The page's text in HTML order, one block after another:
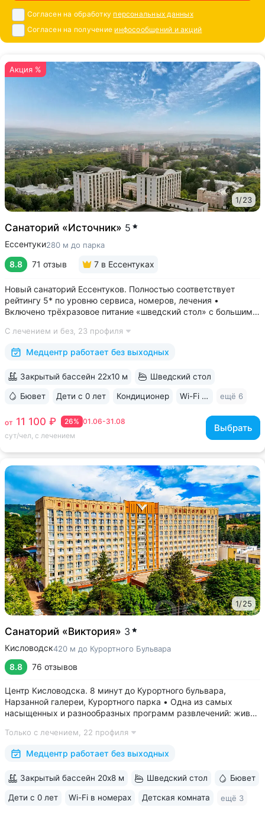
Согласен на обработку персональных данных
Согласен на получение инфосообщений и акций
Акция %
1/23
Санаторий «Источник» 5
Ессентуки280 м до парка
8.8 71 отзыв 7 в Ессентуках
Новый санаторий Ессентуков. Полностью соответствует
рейтингу 5* по уровню сервиса, номеров, лечения •
Включено трёхразовое питание «шведский стол» с большим
в Ессентуках • Центр Курортной зоны: 3 минуты
до Курортного парка и Грязелечебницы им....
С лечением и без, 23 профиля
Медцентр работает без выходных
01.06-31.08
26%
от 11 100 ₽
сут/чел, с лечением
Выбрать
Закрытый бассейн 22х10 м Шведский стол
Бювет Дети с 0 лет Кондиционер Wi-Fi в номерах ещё 6
1/25
Санаторий «Виктория» 3
Кисловодск420 м до Курортного Бульвара
8.8 76 отзывов
Центр Кисловодска. 8 минут до Курортного бульвара,
Нарзанной галереи, Курортного парка • Одна из самых
насыщенных и разнообразных программ развлечений: живая
стендап, мастер-классы по рисованию «эбру» и танцам
(бачата, восточные танцы)....
Только с лечением, 22 профиля
Медцентр работает без выходных
Закрытый бассейн 20х8 м Шведский стол Бювет
Дети с 0 лет Wi-Fi в номерах Детская комната ещё 3